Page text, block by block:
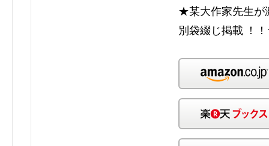
★某大作家先生が
別袋綴じ掲載 ！